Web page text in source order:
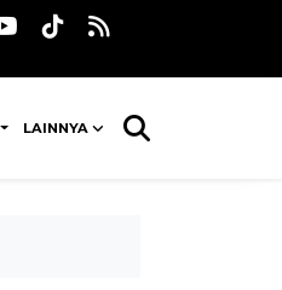
LAINNYA